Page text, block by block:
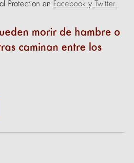
Protection en Facebook y Twitter.
morir de hambre o
caminan entre los